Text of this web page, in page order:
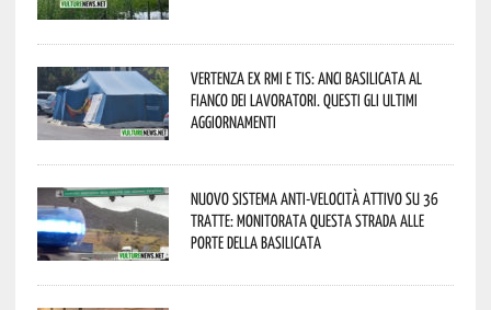
Vertenza ex RMI e TIS: ANCI Basilicata al
fianco dei lavoratori. Questi gli ultimi
aggiornamenti
Nuovo sistema anti-velocità attivo su 36
tratte: monitorata questa strada alle
porte della Basilicata